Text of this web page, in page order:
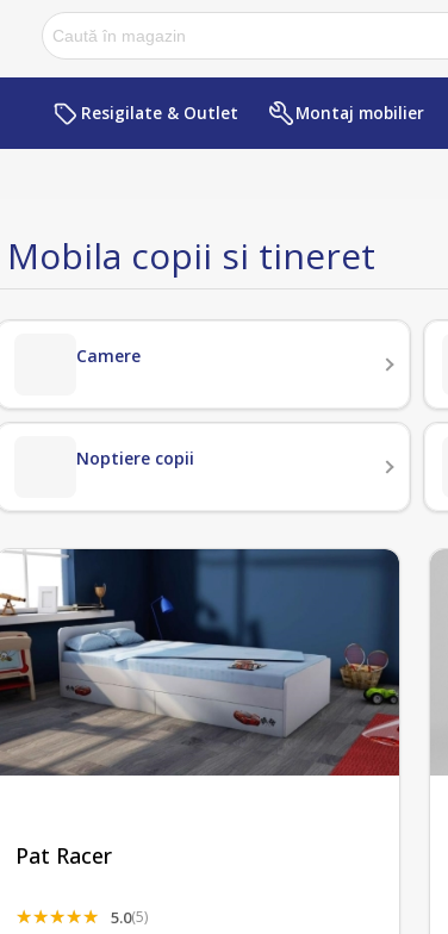
Resigilate & Outlet Montaj mobilier
Mobila copii si tineret
Camere
Noptiere copii
Pat Racer
5.0(5)